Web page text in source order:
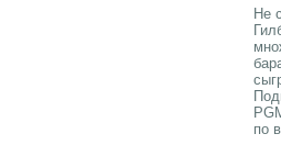
Не
пο